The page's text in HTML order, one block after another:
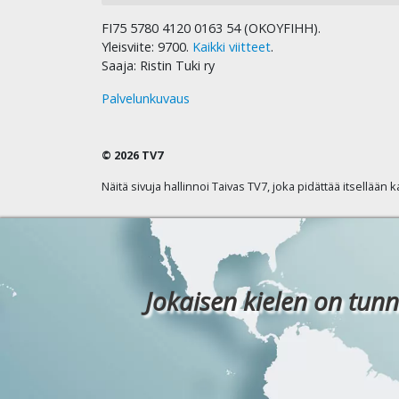
FI75 5780 4120 0163 54 (OKOYFIHH).
Yleisviite: 9700. Kaikki viitteet.
Saaja: Ristin Tuki ry
Palvelunkuvaus
© 2026 TV7
Näitä sivuja hallinnoi Taivas TV7, joka pidättää
Jokaisen kielen on